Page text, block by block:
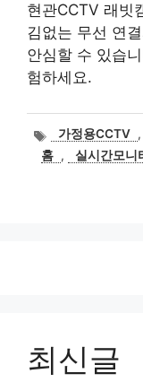
현관CCTV 래빗
김없는 무선 연
안심할 수 있습
험하세요.
태
그
가정용CCTV ,
홈 , 실시간모니
최신글